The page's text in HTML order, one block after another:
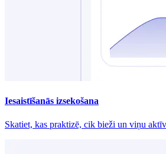
Iesaistīšanās izsekošana
Skatiet, kas praktizē, cik bieži un viņu